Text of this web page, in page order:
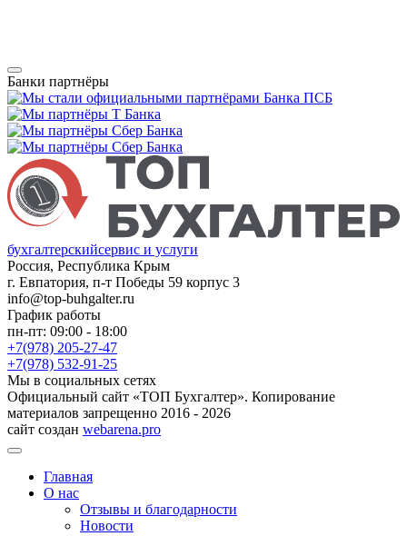
Банки партнёры
бухгалтерскийсервис и услуги
Россия, Республика Крым
г. Евпатория, п-т Победы 59 корпус 3
info@top-buhgalter.ru
График работы
пн-пт: 09:00 - 18:00
+7(978) 205-27-47
+7(978) 532-91-25
Мы в социальных сетях
Официальный сайт «ТОП Бухгалтер». Копирование
материалов запрещенно 2016 - 2026
сайт создан webarena.pro
Главная
О нас
Отзывы и благодарности
Новости